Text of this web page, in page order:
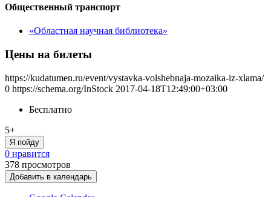
Общественный транспорт
«Областная научная библиотека»
Цены на билеты
https://kudatumen.ru/event/vystavka-volshebnaja-mozaika-iz-xlama/
0 https://schema.org/InStock 2017-04-18T12:49:00+03:00
Бесплатно
5+
Я пойду
0 нравится
378 просмотров
Добавить в календарь